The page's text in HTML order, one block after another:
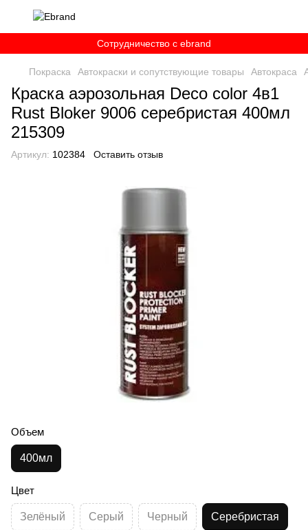
Сотрудничество c ebrand
Покраска Автокраски и сопутствующие товары Автокраса
Краска аэрозольная Deco color 4в1
Rust Bloker 9006 серебристая 400мл
215309
Артикул: 102384 Оставить отзыв
Объем
400мл
Цвет
Зелёный Серый Черный Серебристая